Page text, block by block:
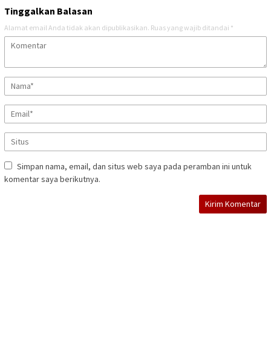
Tinggalkan Balasan
Alamat email Anda tidak akan dipublikasikan. Ruas yang wajib ditandai *
Simpan nama, email, dan situs web saya pada peramban ini untuk
komentar saya berikutnya.